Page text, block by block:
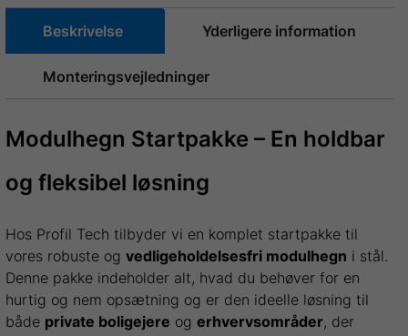
Beskrivelse Yderligere information
Monteringsvejledninger
Modulhegn Startpakke – En holdbar
og fleksibel løsning
Hos Profil Tech tilbyder vi en komplet startpakke til
vores robuste ogvedligeholdelsesfri modulhegn i stål.
Denne pakke indeholder alt, hvad du behøver for en
hurtig og nem opsætning og er den ideelle løsning til
både private boligejere ogerhvervsområder, der